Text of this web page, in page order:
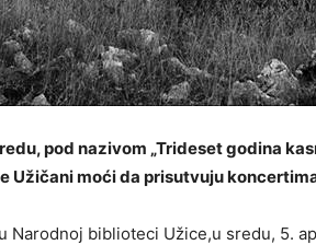
pod nazivom „Trideset godina
Užičani moći da prisutvuju
Narodnoj biblioteci Užice,u sredu, 5.